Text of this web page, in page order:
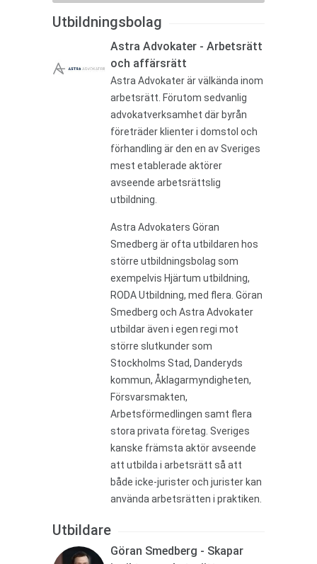
Utbildningsbolag
Astra Advokater - Arbetsrätt
och affärsrätt
Astra Advokater är välkända inom
arbetsrätt. Förutom sedvanlig
advokatverksamhet där byrån
företräder klienter i domstol och
förhandling är den en av Sveriges
mest etablerade aktörer
avseende arbetsrättslig
utbildning.
Astra Advokaters Göran
Smedberg är ofta utbildaren hos
större utbildningsbolag som
exempelvis Hjärtum utbildning,
RODA Utbildning, med flera. Göran
Smedberg och Astra Advokater
utbildar även i egen regi mot
större slutkunder som
Stockholms Stad, Danderyds
kommun, Åklagarmyndigheten,
Försvarsmakten,
Arbetsförmedlingen samt flera
stora privata företag. Sveriges
kanske främsta aktör avseende
att utbilda i arbetsrätt så att
både icke-jurister och jurister kan
använda arbetsrätten i praktiken.
Utbildare
Göran Smedberg - Skapar